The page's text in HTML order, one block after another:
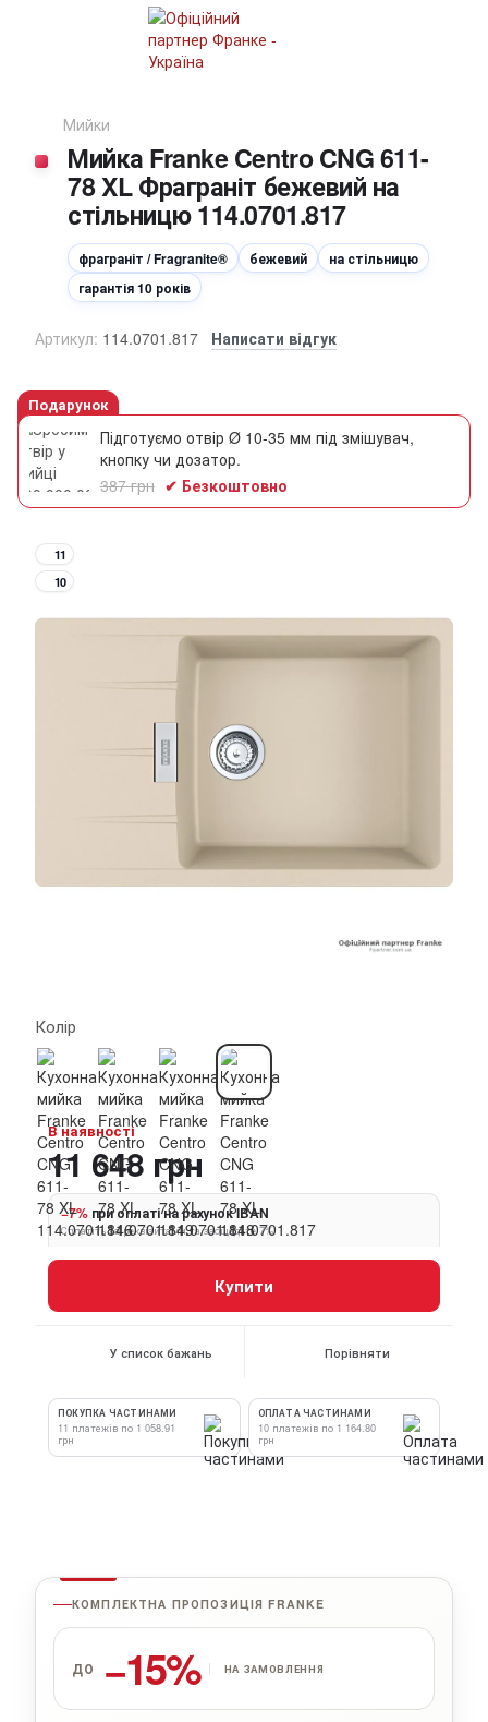
Мийки
Мийка Franke Centro CNG 611-
78 XL Фраграніт бежевий на
стільницю 114.0701.817
фраграніт / Fragranite® бежевий
на стільницю
гарантія 10 років
Артикул: 114.0701.817 Написати відгук
Подарунок
Підготуємо отвір Ø 10-35 мм під змішувач,
кнопку чи дозатор.
387 грн ✔ Безкоштовно
11
10
Колір
В наявності
11 648 грн
−7% при оплаті на рахунок IBAN
Сплатіть за реквізитами та заощадьте 7%
Купити
У список бажань Порівняти
ПОКУПКА ЧАСТИНАМИ
11 платежів по 1 058.91
грн
ОПЛАТА ЧАСТИНАМИ
10 платежів по 1 164.80
грн
КОМПЛЕКТНА ПРОПОЗИЦІЯ FRANKE
ДО −15% НА ЗАМОВЛЕННЯ